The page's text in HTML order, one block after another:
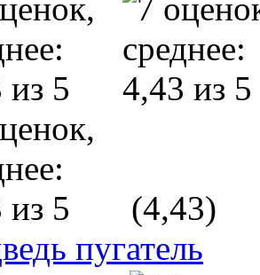
(4,43)
пугатель